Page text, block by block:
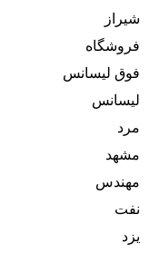
شیراز
فروشگاه
فوق لیسانس
لیسانس
مرد
مشهد
مهندس
نفت
یزد